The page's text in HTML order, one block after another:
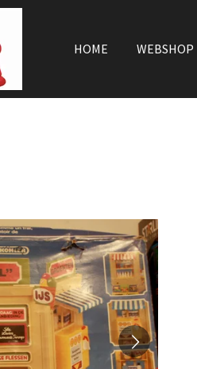
HOME WEBSHOP